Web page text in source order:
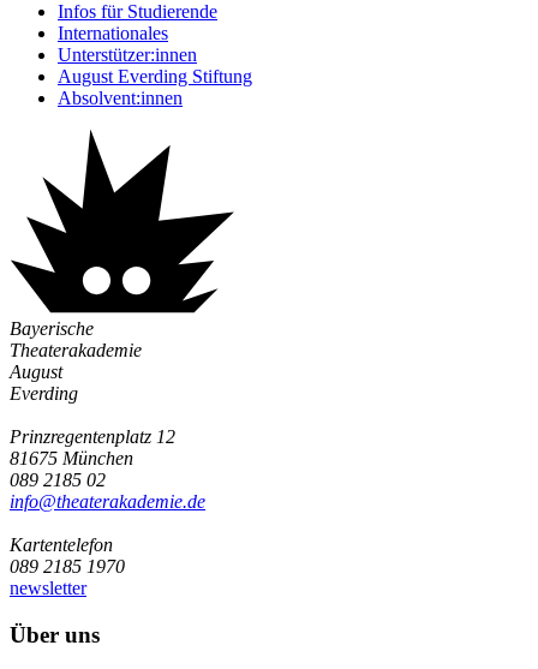
Infos für Studierende
Internationales
Unterstützer:innen
August Everding Stiftung
Absolvent:innen
Bayerische
Theaterakademie
August
Everding
Prinzregentenplatz 12
81675 München
089 2185 02
info@­theaterakademie.de
Kartentelefon
089 2185 1970
newsletter
Über uns